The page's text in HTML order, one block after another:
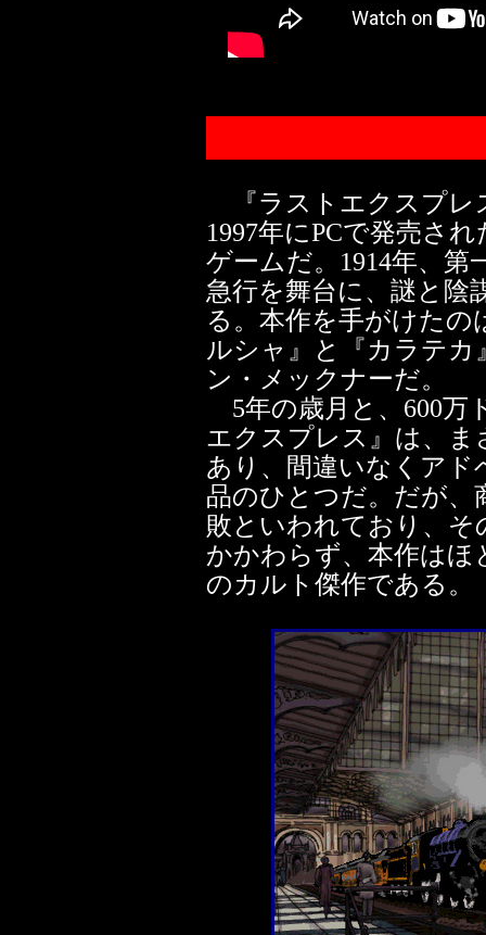
『ラストエクスプレ
1997年にPCで発売さ
ゲームだ。1914年、第
急行を舞台に、謎と陰
る。本作を手がけたの
ルシャ』と『カラテ
ン・メックナーだ。
5年の歳月と、600万
エクスプレス』は、ま
あり、間違いなくアド
品のひとつだ。だが、
敗といわれており、そ
かかわらず、本作は
のカルト傑作である。